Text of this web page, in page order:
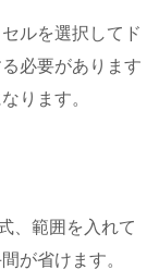
ルを選択してド
必要があります
ります。
、範囲を入れて
が省けます。